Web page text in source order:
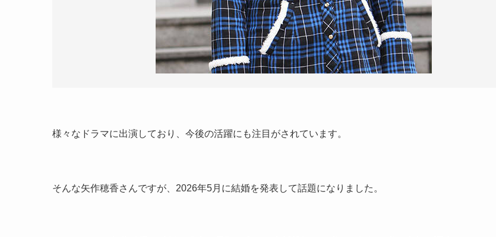
様々なドラマに出演しており、今後の活躍にも注目がされています。
そんな矢作穂香さんですが、2026年5月に結婚を発表して話題になりました。